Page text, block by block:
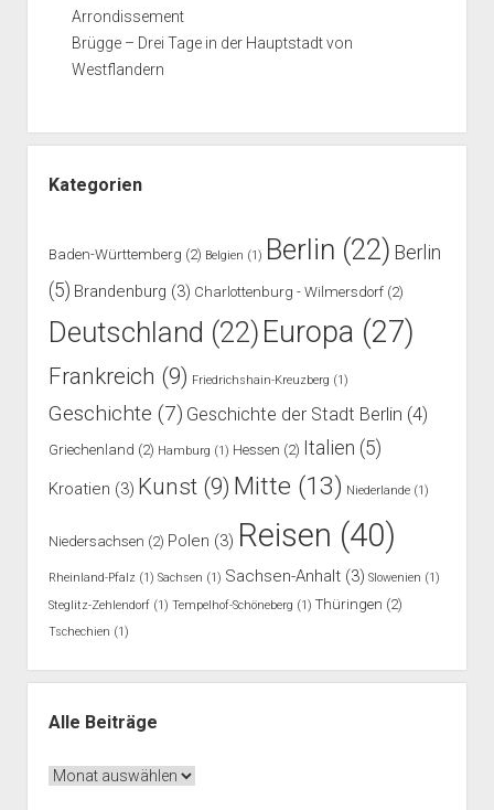
Arrondissement
Brügge – Drei Tage in der Hauptstadt von
Westflandern
Kategorien
Baden-Württemberg (2) Belgien (1) Berlin (22) Berlin
(5) Brandenburg (3) Charlottenburg - Wilmersdorf(2)
Deutschland (22) Europa (27)
Frankreich (9) Friedrichshain-Kreuzberg (1)
Geschichte (7) Geschichte der Stadt Berlin (4)
Griechenland (2) Hamburg (1) Hessen (2) Italien (5)
Kroatien (3) Kunst(9) Mitte (13) Niederlande(1)
Niedersachsen (2) Polen (3) Reisen (40)
Rheinland-Pfalz(1) Sachsen (1) Sachsen-Anhalt(3) Slowenien (1)
Steglitz-Zehlendorf(1) Tempelhof-Schöneberg (1) Thüringen (2)
Tschechien (1)
Alle Beiträge
Alle